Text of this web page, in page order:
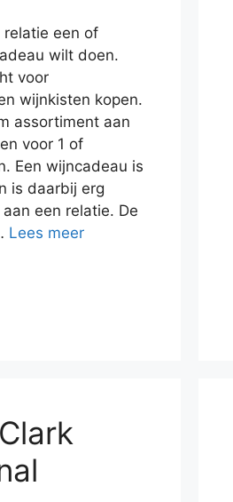
relatie een of
wilt doen.
voor
wijnkisten kopen.
assortiment aan
voor 1 of
Een wijncadeau is
is daarbij erg
een relatie. De
Lees meer